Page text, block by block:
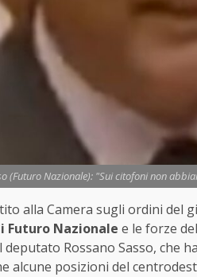
(Futuro Nazionale): "Sui citofoni non
alla Camera sugli ordini del
Futuro Nazionale e le forze
deputato Rossano Sasso, che
alcune posizioni del